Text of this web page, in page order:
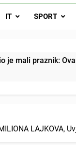
je izgledalo
4 stvari ne govori
IT SPORT
Ovako je
LAJKOVA,